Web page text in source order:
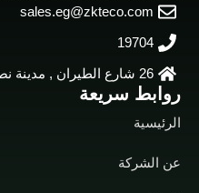
روابط سريعة
الرئيسية
عن الشركة
sales.eg@zkteco.com
19704
26 شارع الطيران , مدينة نصر ,القاهرة